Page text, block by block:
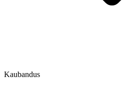
Kaubandus